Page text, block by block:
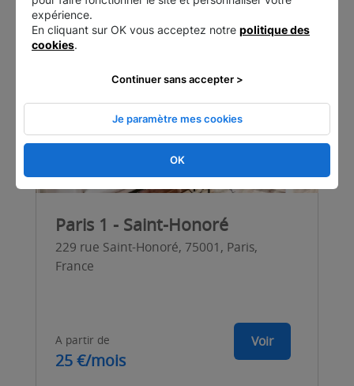
Paris 1 - Saint-Honoré
229 rue Saint-Honoré, 75001, Paris,
France
A partir de
25 €/mois
Voir
expérience.
En cliquant sur OK vous acceptez notre politique des
cookies.
OK
Je paramètre mes cookies
Continuer sans accepter >